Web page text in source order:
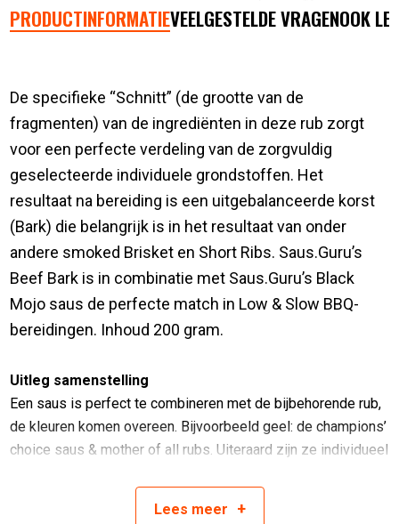
PRODUCTINFORMATIEVEELGESTELDE VRAGENOOK
De specifieke “Schnitt” (de grootte van de
fragmenten) van de ingrediënten in deze rub zorgt
voor een perfecte verdeling van de zorgvuldig
geselecteerde individuele grondstoffen. Het
resultaat na bereiding is een uitgebalanceerde korst
(Bark) die belangrijk is in het resultaat van onder
andere smoked Brisket en Short Ribs. Saus.Guru’s
Beef Bark is in combinatie met Saus.Guru’s Black
Mojo saus de perfecte match in Low & Slow BBQ-
bereidingen. Inhoud 200 gram.
Uitleg samenstelling
Een saus is perfect te combineren met de bijbehorende rub,
de kleuren komen overeen. Bijvoorbeeld geel: de champions’
choice saus & mother of all rubs. Uiteraard zijn ze individueel
pitmaster [pĭt mä ster] noun • plural pitmasters
Lees meer +